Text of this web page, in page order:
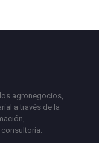
agronegocios,
a través de la